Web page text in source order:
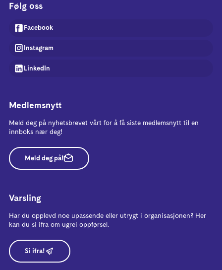
Følg oss
Facebook
Instagram
LinkedIn
Medlemsnytt
Meld deg på nyhetsbrevet vårt for å få siste medlemsnytt til en
innboks nær deg!
Meld deg på!
Varsling
Har du opplevd noe upassende eller utrygt i organisasjonen? Her
kan du si ifra om ugrei oppførsel.
Si ifra!